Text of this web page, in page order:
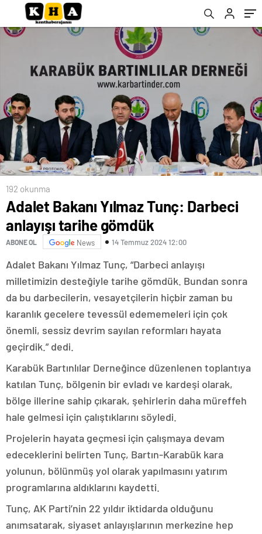
192 okunma
Adalet Bakanı Yılmaz Tunç: Darbeci
anlayışı tarihe gömdük
ABONE OL News 14 Temmuz 2024 12:00
Adalet Bakanı Yılmaz Tunç, “Darbeci anlayışı
milletimizin desteğiyle tarihe gömdük. Bundan sonra
da bu darbecilerin, vesayetçilerin hiçbir zaman bu
karanlık gecelere tevessül edememeleri için çok
önemli, sessiz devrim sayılan reformları hayata
geçirdik.” dedi.
Karabük Bartınlılar Derneğince düzenlenen toplantıya
katılan Tunç, bölgenin bir evladı ve kardeşi olarak,
bölge illerine sahip çıkarak, şehirlerin daha müreffeh
hale gelmesi için çalıştıklarını söyledi.
Projelerin hayata geçmesi için çalışmaya devam
edeceklerini belirten Tunç, Bartın-Karabük kara
yolunun, bölünmüş yol olarak yapılmasını yatırım
programlarına aldıklarını kaydetti.
Tunç, AK Parti’nin 22 yıldır iktidarda olduğunu
anımsatarak, siyaset anlayışlarının merkezine hep